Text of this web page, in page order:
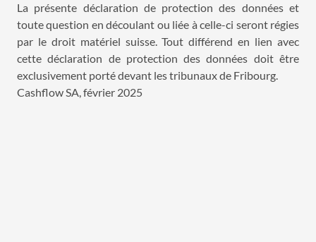
La présente déclaration de protection des données et
toute question en découlant ou liée à celle-ci seront régies
par le droit matériel suisse. Tout différend en lien avec
cette déclaration de protection des données doit être
exclusivement porté devant les tribunaux de Fribourg.
Cashflow SA, février 2025